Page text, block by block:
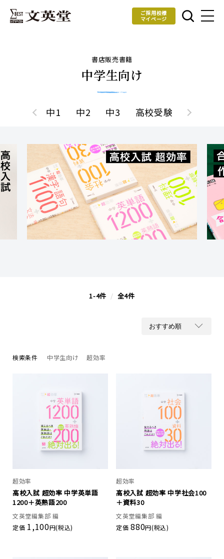
ご採用校様
マイページ
書店販売書籍
中学生向け
中1 中2 中3 高校受験
1-4件 / 全4件
検索条件 中学生向け 超効率
超効率
高校入試 超効率 中学英単語
1200＋英熟語200
文英堂編集部 編
定価 1,100円(税込)
超効率
高校入試 超効率 中学社会100
＋資料30
文英堂編集部 編
定価880円(税込)